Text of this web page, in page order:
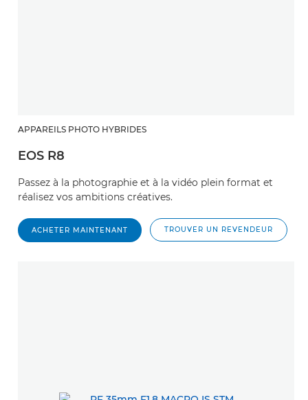
APPAREILS PHOTO HYBRIDES
EOS R8
Passez à la photographie et à la vidéo plein format et
réalisez vos ambitions créatives.
ACHETER MAINTENANT TROUVER UN REVENDEUR